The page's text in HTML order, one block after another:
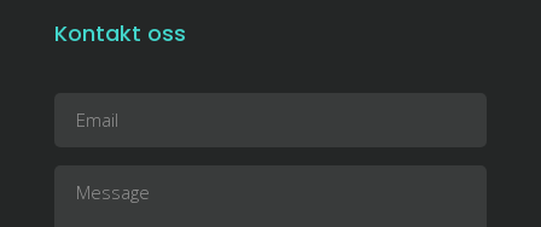
Kontakt oss